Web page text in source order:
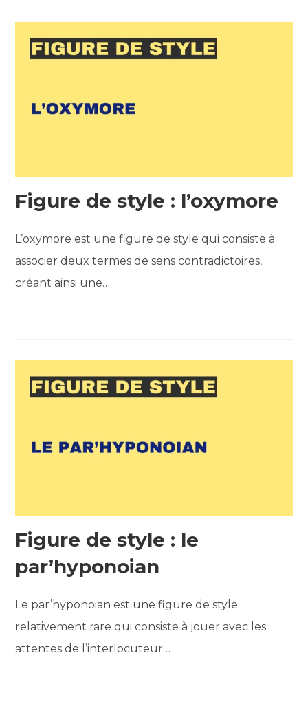
Figure de style : l’oxymore
L’oxymore est une figure de style qui consiste à
associer deux termes de sens contradictoires,
créant ainsi une…
Figure de style : le
par’hyponoian
Le par’hyponoian est une figure de style
relativement rare qui consiste à jouer avec les
attentes de l’interlocuteur…